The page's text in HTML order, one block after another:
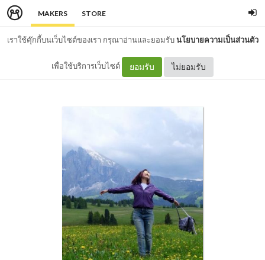
MAKERS STORE
เราใช้คุ๊กกี้บนเว็บไซต์ของเรา กรุณาอ่านและยอมรับนโยบายความเป็นส่วนตัว
เพื่อใช้บริการเว็บไซต์ ยอมรับ ไม่ยอมรับ